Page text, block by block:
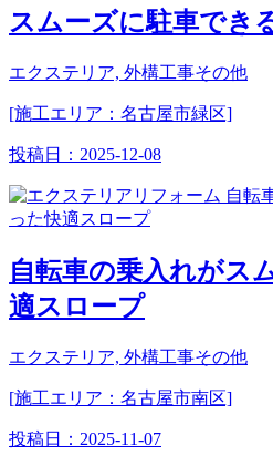
スムーズに駐車でき
エクステリア, 外構工事その他
[施工エリア：名古屋市緑区]
投稿日： 2025-12-08
自転車の乗入れがス
適スロープ
エクステリア, 外構工事その他
[施工エリア：名古屋市南区]
投稿日： 2025-11-07